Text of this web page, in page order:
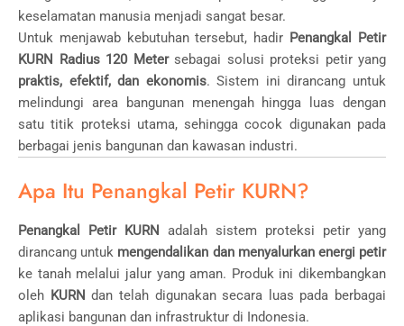
keselamatan manusia menjadi sangat besar.
Untuk menjawab kebutuhan tersebut, hadir Penangkal Petir
KURN Radius 120 Metersebagai solusi proteksi petir yang
praktis, efektif, dan ekonomis. Sistem ini dirancang untuk
melindungi area bangunan menengah hingga luas dengan
satu titik proteksi utama, sehingga cocok digunakan pada
berbagai jenis bangunan dan kawasan industri.
Apa Itu Penangkal Petir KURN?
Penangkal Petir KURN adalah sistem proteksi petir yang
dirancang untuk mengendalikan dan menyalurkan energi petir
ke tanah melalui jalur yang aman. Produk ini dikembangkan
oleh KURN dan telah digunakan secara luas pada berbagai
aplikasi bangunan dan infrastruktur di Indonesia.